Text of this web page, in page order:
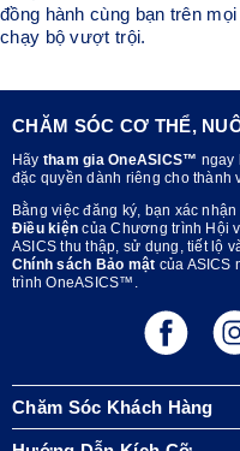
đồng hành cùng bạn trên
chạy bộ vượt trội.
CHĂM SÓC CƠ THỂ,
Hãy tham gia OneASICS™ ngay
đặc quyền dành riêng cho thành
Bằng việc đăng ký, bạn xác
Điều kiện của Chương trình Hội
ASICS thu thập, sử dụng, tiết lộ
Chính sách Bảo mật của ASICS
trình OneASICS™.
Chăm Sóc Khách Hàng